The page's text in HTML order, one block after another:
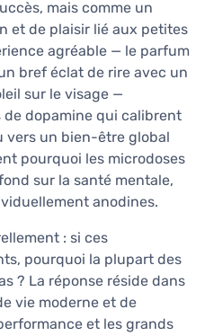
mais comme un
et de plaisir lié aux petites
agréable — le parfum
bref éclat de rire avec un
sur le visage —
dopamine qui calibrent
vers un bien-être global
pourquoi les microdoses
sur la santé mentale,
anodines.
: si ces
pourquoi la plupart des
? La réponse réside dans
vie moderne et de
et les grands